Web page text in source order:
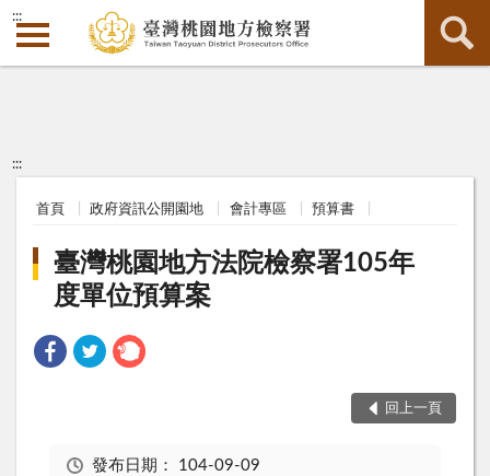
:::
:::
首頁 政府資訊公開園地 會計專區 預算書
臺灣桃園地方法院檢察署105年
度單位預算案
回上一頁
發布日期： 104-09-09